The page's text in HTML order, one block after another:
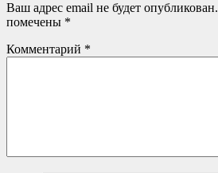
Ваш адрес email не будет опубликован.
помечены *
Комментарий *